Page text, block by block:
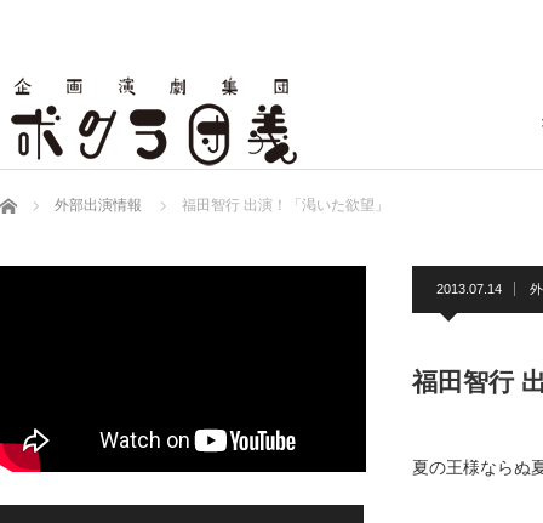
ホーム 外部出演情報 福田智行 出演！「渇いた欲望」
2013.07.14
福田智行
夏の王様ならぬ